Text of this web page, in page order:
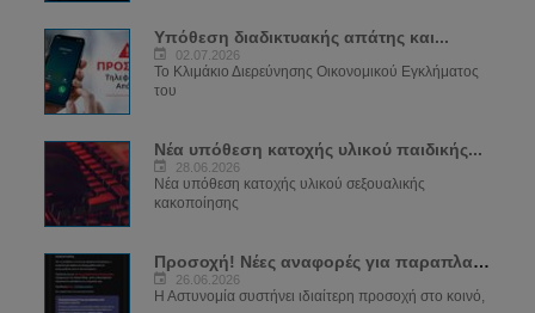
Υπόθεση διαδικτυακής απάτης και...
02.07.2026
Το Κλιμάκιο Διερεύνησης Οικονομικού Εγκλήματος
του
Νέα υπόθεση κατοχής υλικού παιδικής...
28.06.2026
Νέα υπόθεση κατοχής υλικού σεξουαλικής
κακοποίησης
Προσοχή! Νέες αναφορές για παραπλανητικά...
26.06.2026
Η Αστυνομία συστήνει ιδιαίτερη προσοχή στο κοινό,